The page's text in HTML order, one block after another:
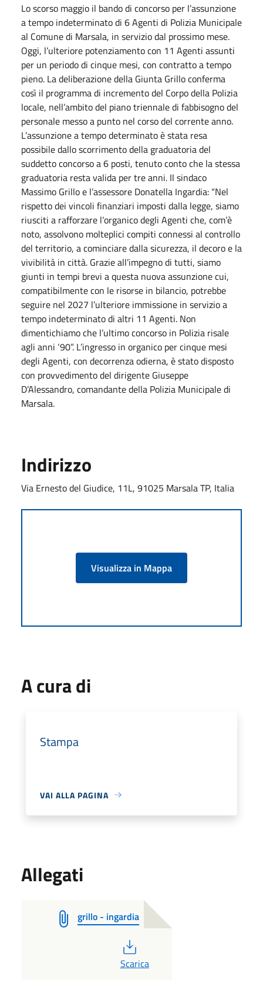
Lo scorso maggio il bando di concorso per l’assunzione
a tempo indeterminato di 6 Agenti di Polizia Municipale
al Comune di Marsala, in servizio dal prossimo mese.
Oggi, l’ulteriore potenziamento con 11 Agenti assunti
per un periodo di cinque mesi, con contratto a tempo
pieno. La deliberazione della Giunta Grillo conferma
così il programma di incremento del Corpo della Polizia
locale, nell’ambito del piano triennale di fabbisogno del
personale messo a punto nel corso del corrente anno.
L’assunzione a tempo determinato è stata resa
possibile dallo scorrimento della graduatoria del
suddetto concorso a 6 posti, tenuto conto che la stessa
graduatoria resta valida per tre anni. Il sindaco
Massimo Grillo e l’assessore Donatella Ingardia: “Nel
rispetto dei vincoli finanziari imposti dalla legge, siamo
riusciti a rafforzare l’organico degli Agenti che, com’è
noto, assolvono molteplici compiti connessi al controllo
del territorio, a cominciare dalla sicurezza, il decoro e la
vivibilità in città. Grazie all’impegno di tutti, siamo
giunti in tempi brevi a questa nuova assunzione cui,
compatibilmente con le risorse in bilancio, potrebbe
seguire nel 2027 l’ulteriore immissione in servizio a
tempo indeterminato di altri 11 Agenti. Non
dimentichiamo che l’ultimo concorso in Polizia risale
agli anni ‘90”. L’ingresso in organico per cinque mesi
degli Agenti, con decorrenza odierna, è stato disposto
con provvedimento del dirigente Giuseppe
D’Alessandro, comandante della Polizia Municipale di
Marsala.
Indirizzo
Via Ernesto del Giudice, 11L, 91025 Marsala TP, Italia
Visualizza in Mappa
A cura di
Stampa
VAI ALLA PAGINA
Allegati
grillo - ingardia
PDF
Scarica